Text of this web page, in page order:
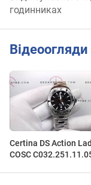
годинниках
Відеоогляди
Certina DS Action
COSC